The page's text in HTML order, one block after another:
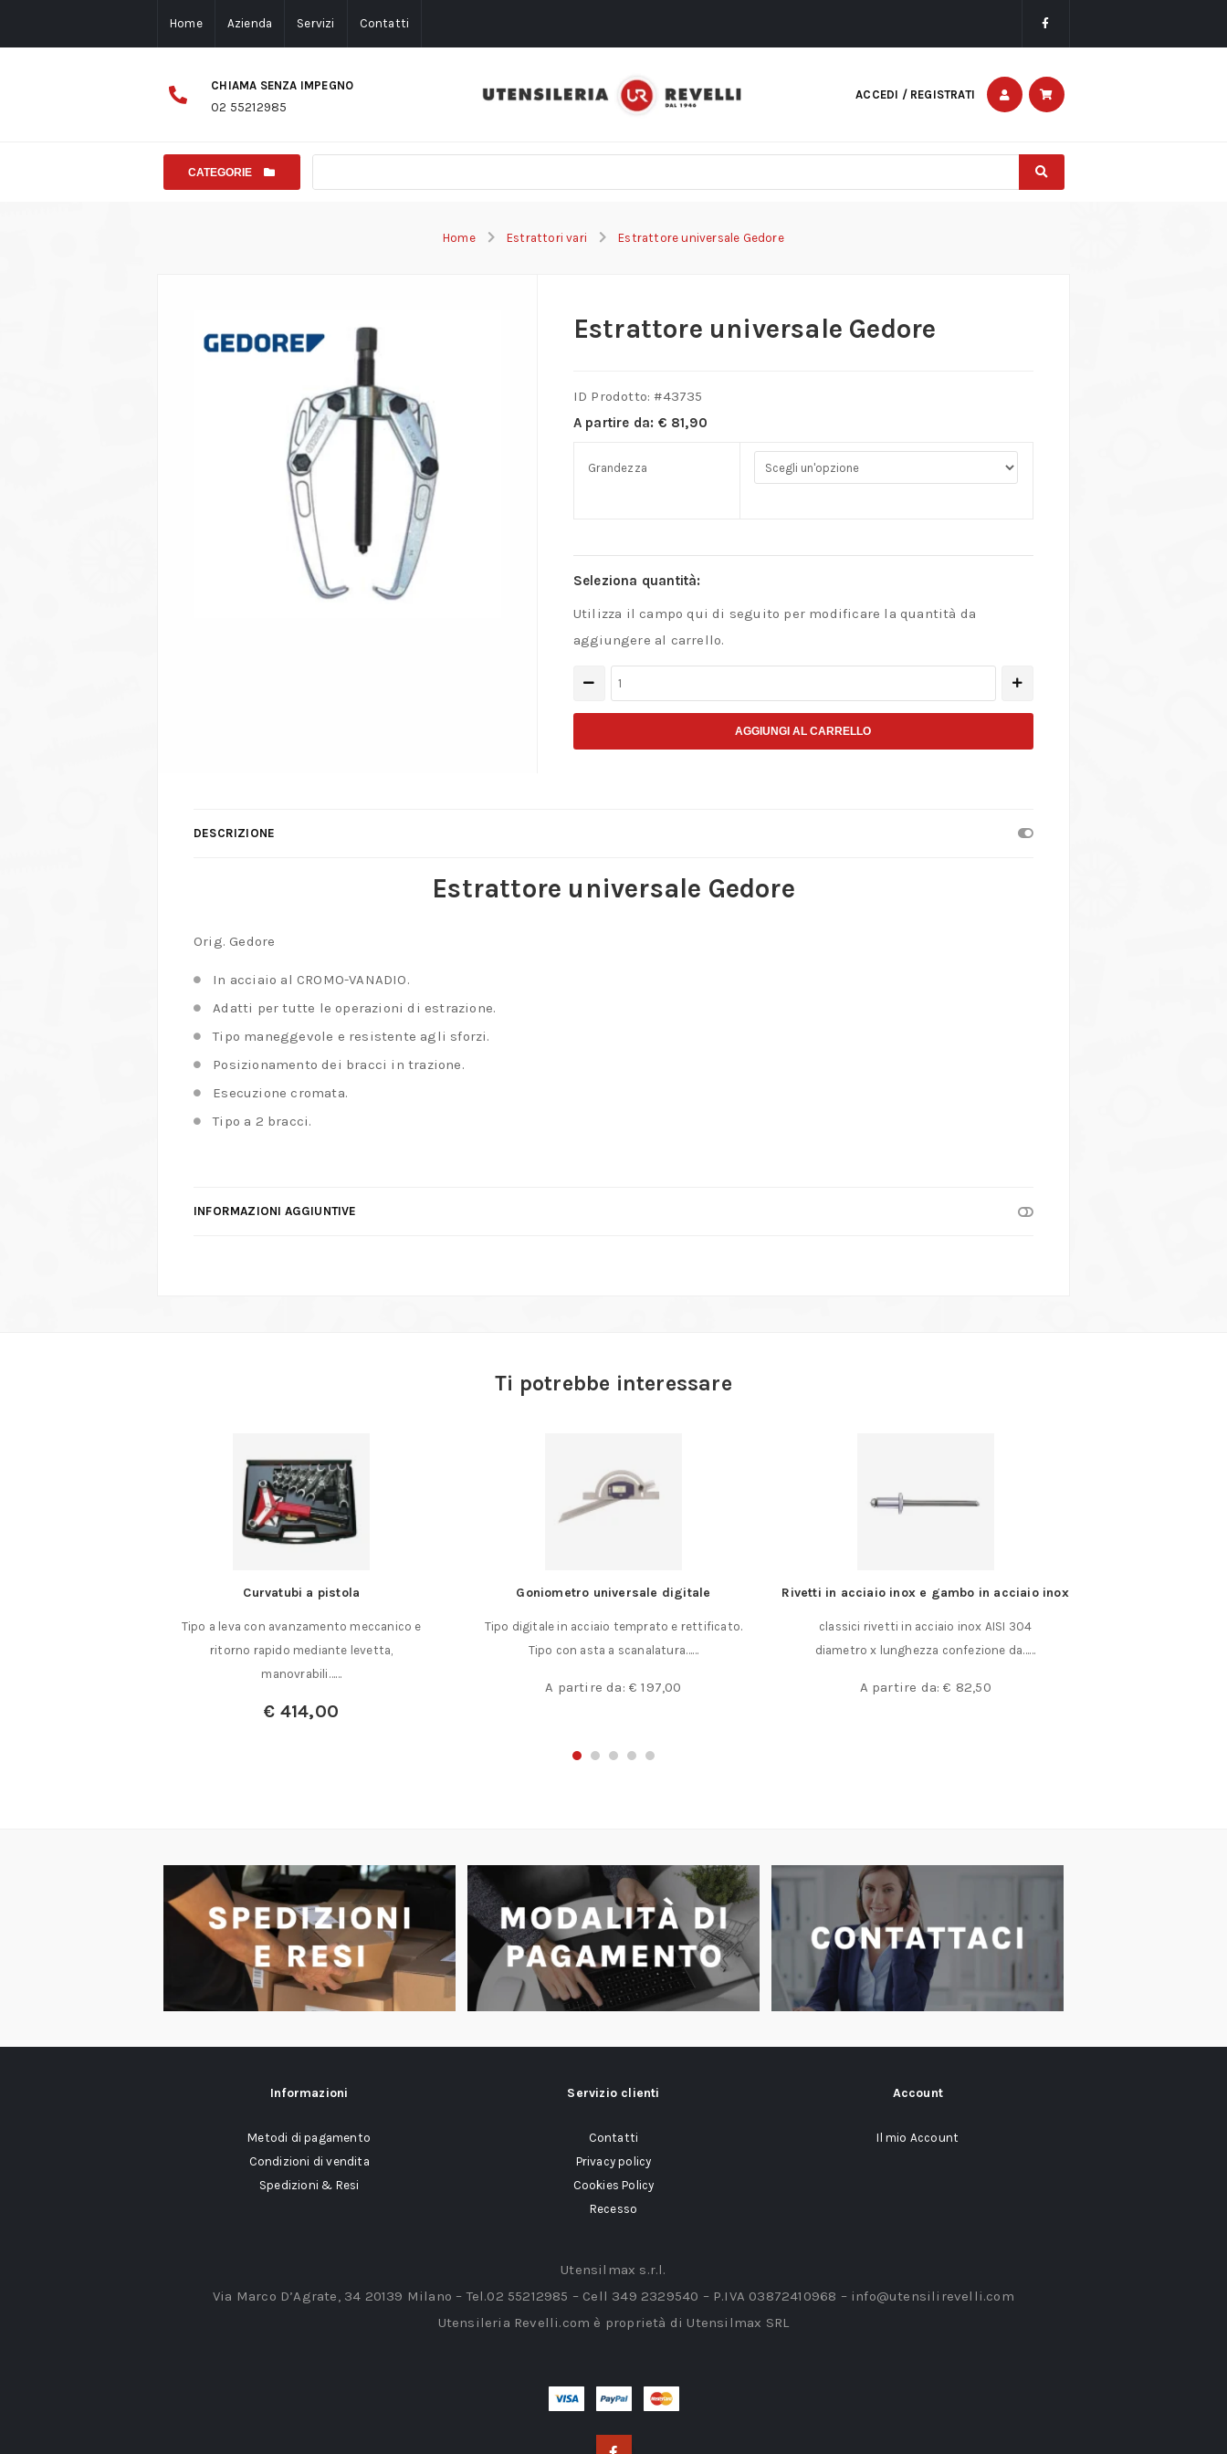
Home Azienda Servizi Contatti
CHIAMA SENZA IMPEGNO
02 55212985
ACCEDI / REGISTRATI
CATEGORIE
Home Estrattori vari Estrattore universale Gedore
Estrattore universale Gedore
ID Prodotto: #43735
A partire da: € 81,90
Grandezza
Seleziona quantità:
Utilizza il campo qui di seguito per modificare la quantità da
aggiungere al carrello.
Estrattore
universale
AGGIUNGI AL CARRELLO
DESCRIZIONE
Estrattore universale Gedore
Orig. Gedore
In acciaio al CROMO-VANADIO.
Adatti per tutte le operazioni di estrazione.
Tipo maneggevole e resistente agli sforzi.
Posizionamento dei bracci in trazione.
Esecuzione cromata.
Tipo a 2 bracci.
INFORMAZIONI AGGIUNTIVE
Ti potrebbe interessare
Curvatubi a pistola
Tipo a leva con avanzamento meccanico e
ritorno rapido mediante levetta,
manovrabili……
€ 414,00
Goniometro universale digitale
Tipo digitale in acciaio temprato e rettificato.
Tipo con asta a scanalatura……
A partire da:€ 197,00
Rivetti in acciaio inox e gambo in acciaio inox
classici rivetti in acciaio inox AISI 304
diametro x lunghezza confezione da……
A partire da:€ 82,50
Informazioni
Metodi di pagamento
Condizioni di vendita
Spedizioni & Resi
Servizio clienti
Contatti
Privacy policy
Cookies Policy
Recesso
Account
Il mio Account
Utensilmax s.r.l.
Via Marco D’Agrate, 34 20139 Milano – Tel.02 55212985 – Cell 349 2329540 – P.IVA 03872410968 – info@utensilirevelli.com
Utensileria Revelli.com è proprietà di Utensilmax SRL